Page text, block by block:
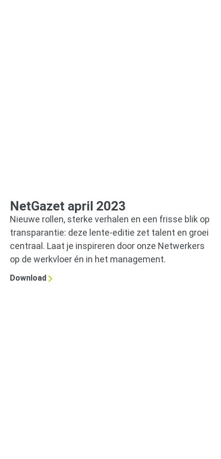
NetGazet april 2023
Nieuwe rollen, sterke verhalen en een frisse blik op
transparantie: deze lente-editie zet talent en groei
centraal. Laat je inspireren door onze Netwerkers
op de werkvloer én in het management.
Download